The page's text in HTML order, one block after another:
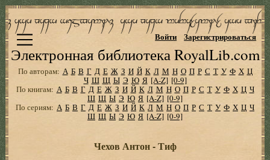
Электронная библиотека RoyalLib.com
Войти Зарегистрироваться
По авторам: А Б В Г Д Е Ж З И Й К Л М Н О П Р С Т У Ф Х Ц
Ч Ш Щ Ы Э Ю Я [A-Z] [0-9]
По книгам: А Б В Г Д Е Ж З И Й К Л М Н О П Р С Т У Ф Х Ц Ч
Ш Щ Ы Э Ю Я [A-Z] [0-9]
По сериям: А Б В Г Д Е Ж З И Й К Л М Н О П Р С Т У Ф Х Ц Ч
Ш Щ Ы Э Ю Я [A-Z] [0-9]
Чехов Антон - Тиф